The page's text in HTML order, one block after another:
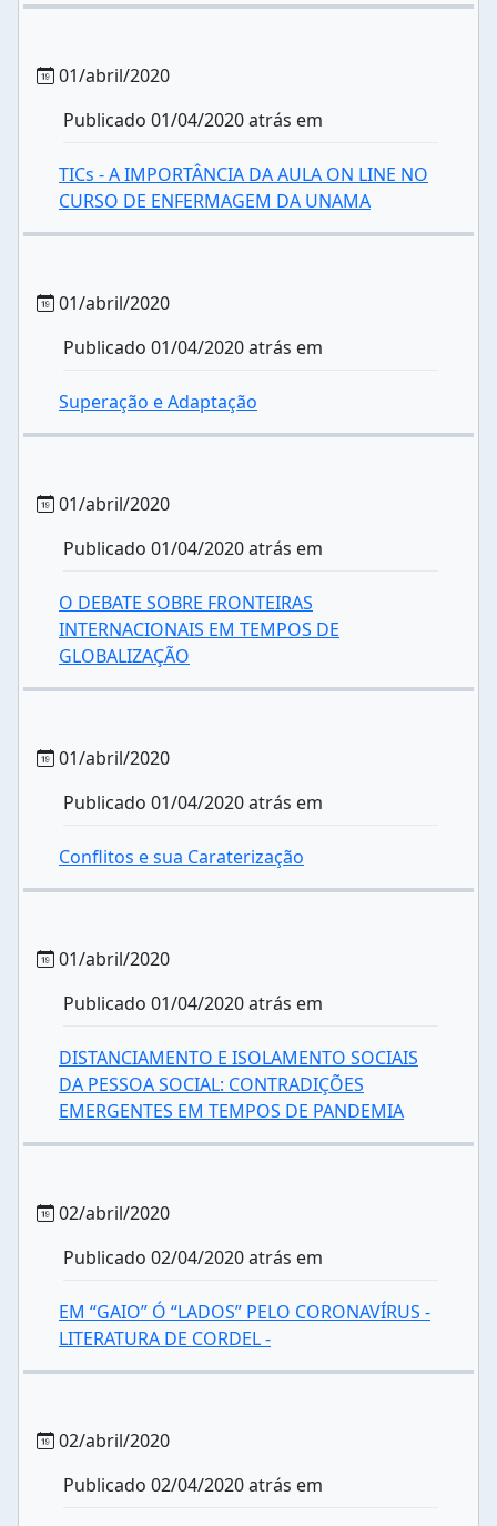
01/abril/2020
Publicado 01/04/2020 atrás em
TICs - A IMPORTÂNCIA DA AULA ON LINE NO
CURSO DE ENFERMAGEM DA UNAMA
01/abril/2020
Publicado 01/04/2020 atrás em
Superação e Adaptação
01/abril/2020
Publicado 01/04/2020 atrás em
O DEBATE SOBRE FRONTEIRAS
INTERNACIONAIS EM TEMPOS DE
GLOBALIZAÇÃO
01/abril/2020
Publicado 01/04/2020 atrás em
Conflitos e sua Caraterização
01/abril/2020
Publicado 01/04/2020 atrás em
DISTANCIAMENTO E ISOLAMENTO SOCIAIS
DA PESSOA SOCIAL: CONTRADIÇÕES
EMERGENTES EM TEMPOS DE PANDEMIA
02/abril/2020
Publicado 02/04/2020 atrás em
EM “GAIO” Ó “LADOS” PELO CORONAVÍRUS -
LITERATURA DE CORDEL -
02/abril/2020
Publicado 02/04/2020 atrás em